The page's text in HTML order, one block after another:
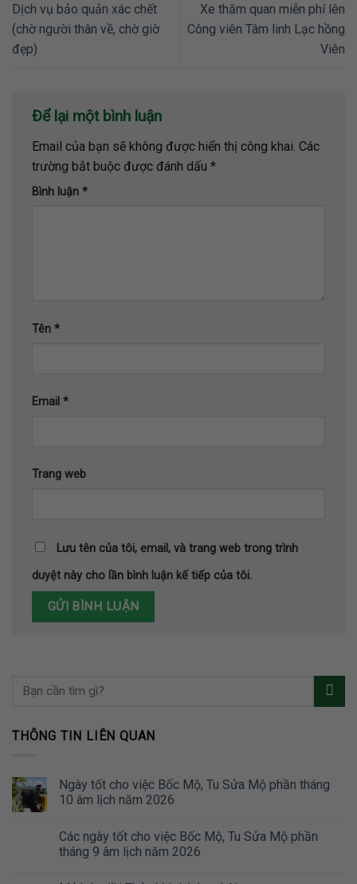
Dịch vụ bảo quản xác chết
(chờ người thân về, chờ giờ
đẹp)
Xe thăm quan miễn phí lên
Công viên Tâm linh Lạc hồng
Viên
Để lại một bình luận
Email của bạn sẽ không được hiển thị công khai. Các
trường bắt buộc được đánh dấu *
Bình luận *
Tên *
Email *
Trang web
Lưu tên của tôi, email, và trang web trong trình
duyệt này cho lần bình luận kế tiếp của tôi.
THÔNG TIN LIÊN QUAN
Ngày tốt cho việc Bốc Mộ, Tu Sửa Mộ phần tháng
10 âm lịch năm 2026
Các ngày tốt cho việc Bốc Mộ, Tu Sửa Mộ phần
tháng 9 âm lịch năm 2026